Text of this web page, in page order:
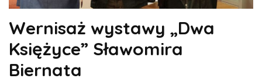
Wernisaż wystawy „Dwa
Księżyce” Sławomira
Biernata